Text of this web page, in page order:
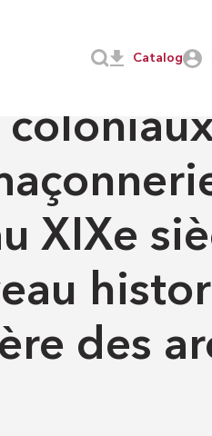
Catalog
archives du Gr
XIXe
des